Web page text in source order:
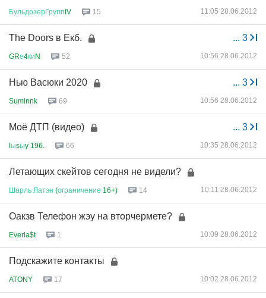
БульдозерГруппIV 15 11:05 28.06.2012
... 3
The Doors в Екб.
GRе4киN 52 10:56 28.06.2012
... 3
Нью Васюки 2020
Suminnk 69 10:56 28.06.2012
... 3
Моё ДТП (видео)
lыsыy 196. 66 10:35 28.06.2012
Летающих скейтов сегодня не видели?
Шарль Латэн (ограничение 16+) 14 10:11 28.06.2012
Оакзв Телефон жэу на вторчермете?
Everla$t 1 10:09 28.06.2012
Подскажите контакты
ATONY 17 10:02 28.06.2012